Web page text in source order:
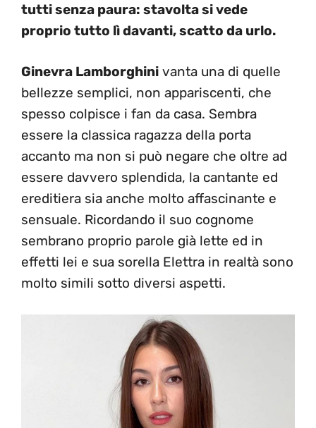
tutti senza paura: stavolta si vede
proprio tutto lì davanti, scatto da urlo.
Ginevra Lamborghini vanta una di quelle
bellezze semplici, non appariscenti, che
spesso colpisce i fan da casa. Sembra
essere la classica ragazza della porta
accanto ma non si può negare che oltre ad
essere davvero splendida, la cantante ed
ereditiera sia anche molto affascinante e
sensuale. Ricordando il suo cognome
sembrano proprio parole già lette ed in
effetti lei e sua sorella Elettra in realtà sono
molto simili sotto diversi aspetti.